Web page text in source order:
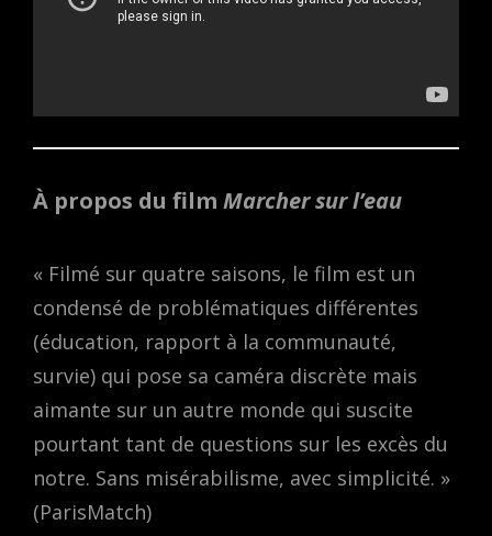
À propos du film Marcher sur l’eau
« Filmé sur quatre saisons, le film est un
condensé de problématiques différentes
(éducation, rapport à la communauté,
survie) qui pose sa caméra discrète mais
aimante sur un autre monde qui suscite
pourtant tant de questions sur les excès du
notre. Sans misérabilisme, avec simplicité. »
(ParisMatch)